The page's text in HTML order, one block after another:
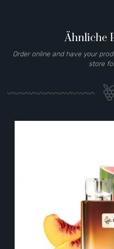
Ähnliche
Order online and have your
store